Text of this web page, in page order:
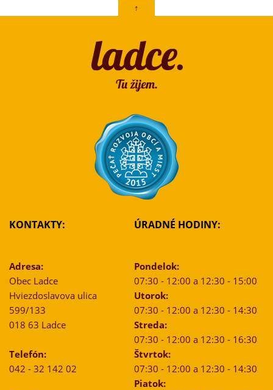
↑
KONTAKTY:
Adresa:
Obec Ladce
Hviezdoslavova ulica
599/133
018 63 Ladce
Telefón:
042 - 32 142 02
ÚRADNÉ HODINY:
Pondelok:
07:30 - 12:00 a 12:30 - 15:00
Utorok:
07:30 - 12:00 a 12:30 - 14:30
Streda:
07:30 - 12:00 a 12:30 - 16:30
Štvrtok:
07:30 - 12:00 a 12:30 - 14:30
Piatok: